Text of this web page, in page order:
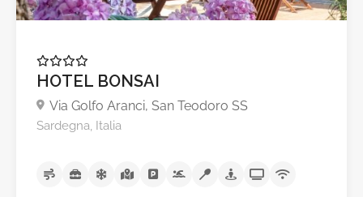
HOTEL BONSAI
Via Golfo Aranci, San Teodoro SS
Sardegna, Italia